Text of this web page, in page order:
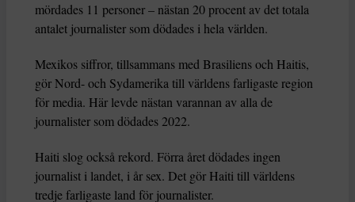
mördades 11 personer – nästan 20 procent av det totala
antalet journalister som dödades i hela världen.
Mexikos siffror, tillsammans med Brasiliens och Haitis,
gör Nord- och Sydamerika till världens farligaste region
för media. Här levde nästan varannan av alla de
journalister som dödades 2022.
Haiti slog också rekord. Förra året dödades ingen
journalist i landet, i år sex. Det gör Haiti till världens
tredje farligaste land för journalister.